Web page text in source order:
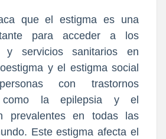
que el estigma es una
para acceder a los
y servicios sanitarios en
y el estigma social
con trastornos
como la epilepsia y el
prevalentes en todas las
Este estigma afecta el